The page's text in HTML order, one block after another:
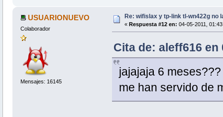
USUARIONUEVO
Colaborador
Mensajes: 16145
Re: wifislax y tp-link tl-wn422g no
« Respuesta #12 en: 04-05-2011,
Cita de: aleff616 en
jajajaja 6
me han servido de